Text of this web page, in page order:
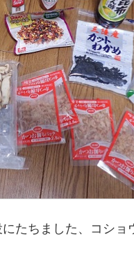
たちました、コショ